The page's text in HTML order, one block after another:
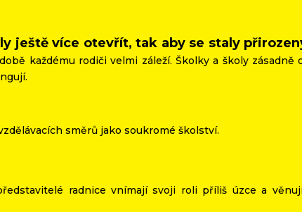
ještě více otevřít, tak aby se staly
každému rodiči velmi záleží. Školky a školy zásadně
směrů jako soukromé školství.
radnice vnímají svoji roli příliš úzce a